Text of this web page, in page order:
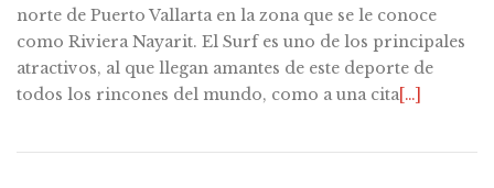
norte de Puerto Vallarta en la zona que se le conoce
como Riviera Nayarit. El Surf es uno de los principales
atractivos, al que llegan amantes de este deporte de
todos los rincones del mundo, como a una cita[…]